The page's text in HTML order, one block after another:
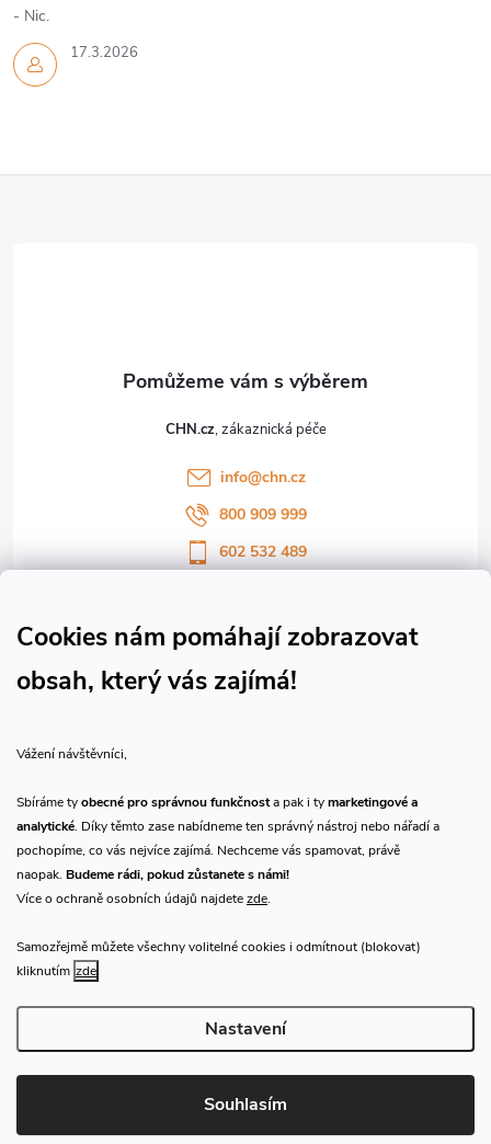
Cookies nám pomáhají zobrazovat
obsah, který vás zajímá!
Vážení návštěvníci,
Sbíráme tyobecné pro správnou funkčnosta pak i tymarketingové a
analytické. Díky těmto zase nabídneme ten správný nástroj nebo nářadí a
pochopíme, co vás nejvíce zajímá. Nechceme vás spamovat, právě
naopak. Budeme rádi, pokud zůstanete s námi!
Více o ochraně osobních údajů najdetezde.
Samozřejmě můžete všechny volitelné cookies i odmítnout (blokovat)
kliknutím zde
Nastavení
Souhlasím
17.3.2026
- Nic.
CHN.cz
info@chn.cz
800 909 999
602 532 489
Sledujte náš vlog CHN_CZ
Přijímáme online platby
Copyright 2026CHN.cz. Všechna práva vyhrazena.Upravit nastavení
cookies